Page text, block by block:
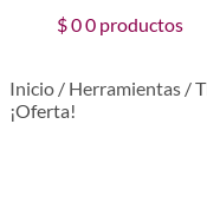
$00 productos
Inicio / Herramientas /
¡Oferta!